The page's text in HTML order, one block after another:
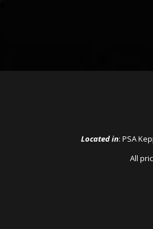
Located in: PSA
All